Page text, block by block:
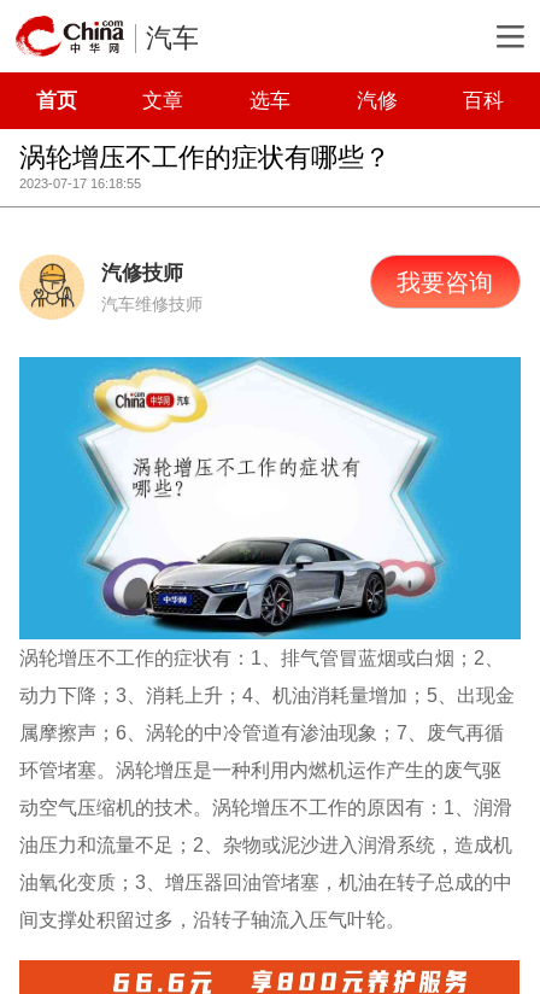
汽车
首页 文章 选车 汽修 百科
涡轮增压不工作的症状有哪些？
2023-07-17 16:18:55
汽修技师
汽车维修技师
我要咨询
涡轮增压不工作的症状有：1、排气管冒蓝烟或白烟；2、
动力下降；3、消耗上升；4、机油消耗量增加；5、出现金
属摩擦声；6、涡轮的中冷管道有渗油现象；7、废气再循
环管堵塞。涡轮增压是一种利用内燃机运作产生的废气驱
动空气压缩机的技术。涡轮增压不工作的原因有：1、润滑
油压力和流量不足；2、杂物或泥沙进入润滑系统，造成机
油氧化变质；3、增压器回油管堵塞，机油在转子总成的中
间支撑处积留过多，沿转子轴流入压气叶轮。